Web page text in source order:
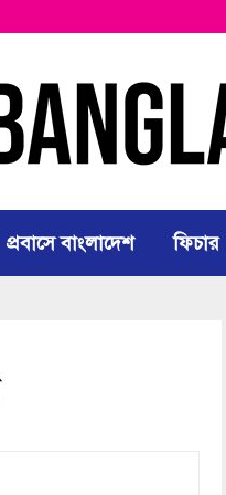
প্রবাসে বাংলাদেশ ফিচার